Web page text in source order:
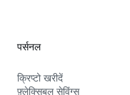
पर्सनल
क्रिप्टो खरीदें
फ़्लेक्सिबल सेविंग्स